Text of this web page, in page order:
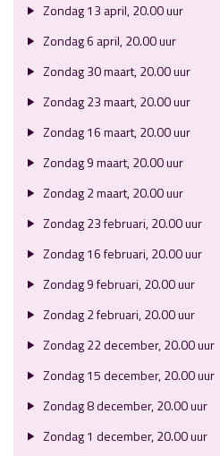
Zondag 13 april, 20.00 uur
Zondag 6 april, 20.00 uur
Zondag 30 maart, 20.00 uur
Zondag 23 maart, 20.00 uur
Zondag 16 maart, 20.00 uur
Zondag 9 maart, 20.00 uur
Zondag 2 maart, 20.00 uur
Zondag 23 februari, 20.00 uur
Zondag 16 februari, 20.00 uur
Zondag 9 februari, 20.00 uur
Zondag 2 februari, 20.00 uur
Zondag 22 december, 20.00 uur
Zondag 15 december, 20.00 uur
Zondag 8 december, 20.00 uur
Zondag 1 december, 20.00 uur